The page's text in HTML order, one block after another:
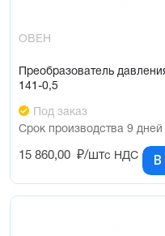
ОВЕН
Преобразователь
141-0,5
Под заказ
Срок производства 9 дней
15 860,00 ₽/штс НДС В